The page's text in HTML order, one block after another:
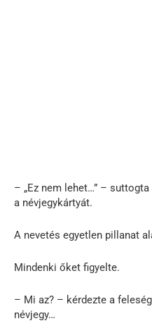
– „Ez nem lehet…” –
a névjegykártyát.
A nevetés egyetlen pillanat
Mindenki őket figyelte.
– Mi az? – kérdezte a
névjegy…